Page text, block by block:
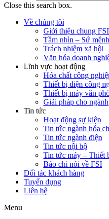
Close this search box.
Về chúng tôi
Giới thiệu chung
Tầm nhìn – Sứ
Trách nhiệm xã hội
Văn hóa doanh
Lĩnh vực hoạt động
Hóa chất công
Thiết bị điện công
Thiết bị máy văn
Giải pháp cho ngành
Tin tức
Hoạt động sự kiện
Tin tức ngành hóa
Tin tức ngành điện
Tin tức nội bộ
Tin tức máy – Thiết
Báo chí nói về FSI
Đối tác khách hàng
Tuyển dụng
Liên hệ
Menu